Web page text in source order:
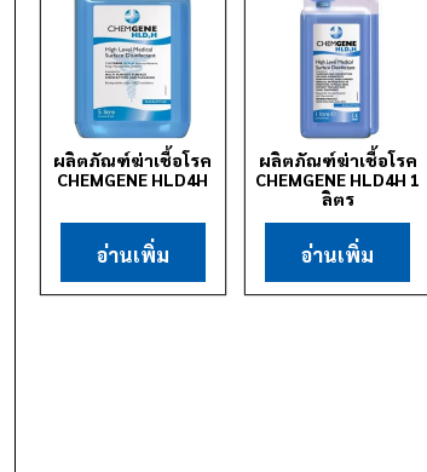
ผลิตภัณฑ์ฆ่าเชื้อโรค
CHEMGENE HLD4H
อ่านเพิ่ม
ผลิตภัณฑ์ฆ่าเชื้อโรค
CHEMGENE HLD4H 1
ลิตร
อ่านเพิ่ม